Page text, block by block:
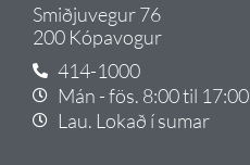
Smiðjuvegur 76
200 Kópavogur
414-1000
Mán - fös. 8:00 til 17:00
Lau. Lokað í sumar